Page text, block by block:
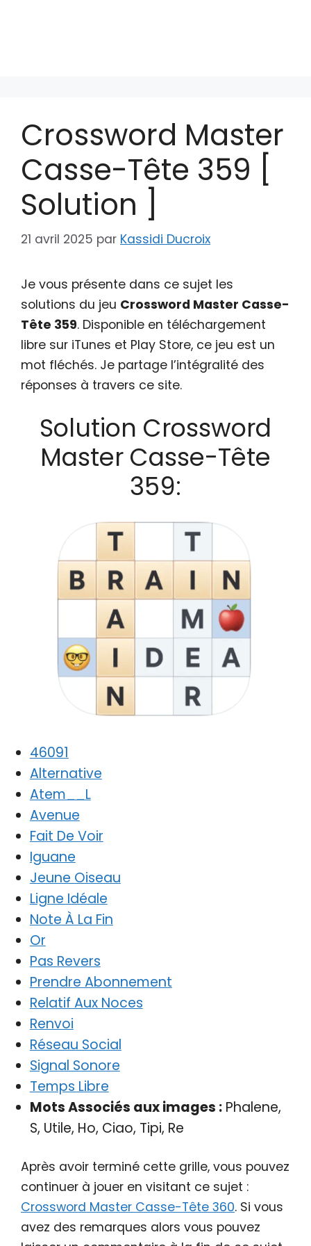
Crossword Master
Casse-Tête 359 [
Solution ]
21 avril 2025 par Kassidi Ducroix
Je vous présente dans ce sujet les
solutions du jeu Crossword Master Casse-
Tête 359. Disponible en téléchargement
libre sur iTunes et Play Store, ce jeu est un
mot fléchés. Je partage l’intégralité des
réponses à travers ce site.
Solution Crossword
Master Casse-Tête
359:
46091
Alternative
Atem__L
Avenue
Fait De Voir
Iguane
Jeune Oiseau
Ligne Idéale
Note À La Fin
Or
Pas Revers
Prendre Abonnement
Relatif Aux Noces
Renvoi
Réseau Social
Signal Sonore
Temps Libre
Mots Associés aux images :Phalene,
S, Utile, Ho, Ciao, Tipi, Re
Après avoir terminé cette grille, vous pouvez
continuer à jouer en visitant ce sujet :
Crossword Master Casse-Tête 360. Si vous
avez des remarques alors vous pouvez